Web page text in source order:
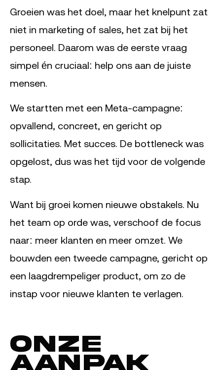
Groeien was het doel, maar het knelpunt zat
niet in marketing of sales, het zat bij het
personeel. Daarom was de eerste vraag
simpel én cruciaal: help ons aan de juiste
mensen.
We startten met een Meta-campagne:
opvallend, concreet, en gericht op
sollicitaties. Met succes. De bottleneck was
opgelost, dus was het tijd voor de volgende
stap.
Want bij groei komen nieuwe obstakels. Nu
het team op orde was, verschoof de focus
naar: meer klanten en meer omzet. We
bouwden een tweede campagne, gericht op
een laagdrempeliger product, om zo de
instap voor nieuwe klanten te verlagen.
Onze
aanpak